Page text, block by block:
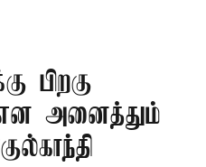
பிறகு
அனைத்தும்